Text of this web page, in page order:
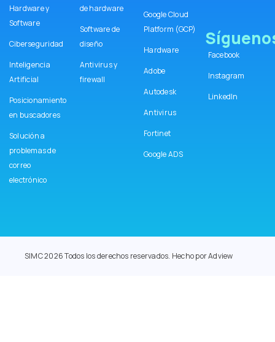
Hardware y
Software
Ciberseguridad
Inteligencia
Artificial
Posicionamiento
en buscadores
Solución a
problemas de
correo
electrónico
de hardware
Software de
diseño
Antivirus y
firewall
Google Cloud
Platform (GCP)
Hardware
Adobe
Autodesk
Antivirus
Fortinet
Google ADS
Facebook
Instagram
LinkedIn
SIMC 2026 Todos los derechos reservados. Hecho por Adview